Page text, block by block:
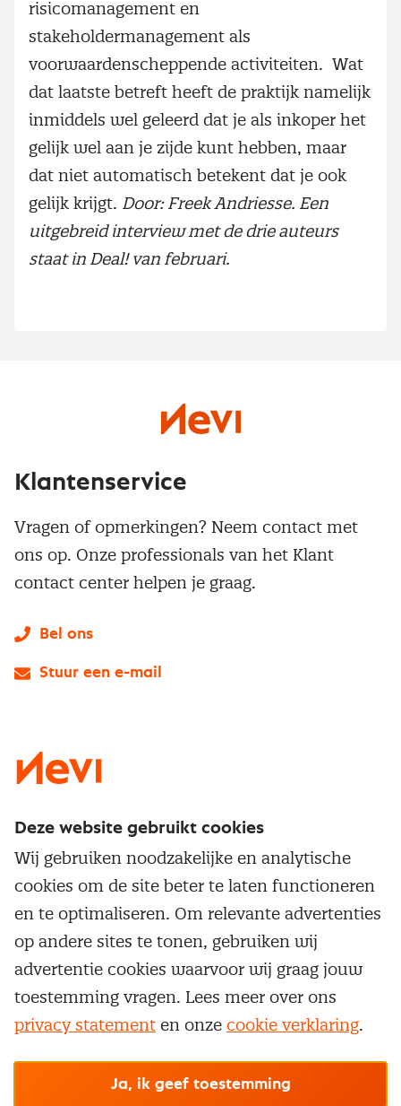
risicomanagement en
stakeholdermanagement als
voorwaardenscheppende activiteiten. Wat
dat laatste betreft heeft de praktijk namelijk
inmiddels wel geleerd dat je als inkoper het
gelijk wel aan je zijde kunt hebben, maar
dat niet automatisch betekent dat je ook
gelijk krijgt. Door: Freek Andriesse. Een
uitgebreid interview met de drie auteurs
staat in Deal! van februari.
Service & contact
Over inkoop
Netwerk en communities
Aanmelden nieuwsbrief
Word lid van Nevi
Inkoop vacatures
Populaire thema's
Aanbesteden
Contractmanagement
Kostenmanagement
Onderhandelen
Supply management
Opleidingen en trainingen
Trainingen
Opleidingen
Maatwerk
Klantenservice
Vragen of opmerkingen? Neem contact met
ons op. Onze professionals van het Klant
contact center helpen je graag.
Bel ons
Stuur een e-mail
Cookievoorkeuren beherenOnzealgemene
© Nevi.nl
Deze website gebruikt cookies
Wij gebruiken noodzakelijke en analytische
cookies om de site beter te laten functioneren
en te optimaliseren. Om relevante advertenties
op andere sites te tonen, gebruiken wij
advertentie cookies waarvoor wij graag jouw
toestemming vragen. Lees meer over ons
privacy statement en onze cookie verklaring.
Ja, ik geef toestemming